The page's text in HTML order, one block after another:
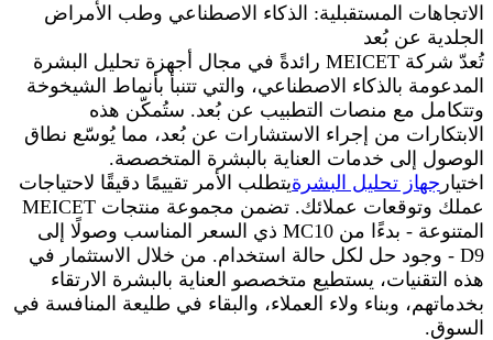
الاتجاهات المستقبلية: الذكاء الاصطناعي وطب الأمراض
الجلدية عن بُعد
تُعدّ شركة MEICET رائدةً في مجال أجهزة تحليل البشرة
المدعومة بالذكاء الاصطناعي، والتي تتنبأ بأنماط الشيخوخة
وتتكامل مع منصات التطبيب عن بُعد. ستُمكّن هذه
الابتكارات من إجراء الاستشارات عن بُعد، مما يُوسّع نطاق
الوصول إلى خدمات العناية بالبشرة المتخصصة.
اختيار جهاز تحليل البشرةيتطلب الأمر تقييمًا دقيقًا لاحتياجات
عملك وتوقعات عملائك. تضمن مجموعة منتجات MEICET
المتنوعة - بدءًا من MC10 ذي السعر المناسب وصولًا إلى
D9 - وجود حل لكل حالة استخدام. من خلال الاستثمار في
هذه التقنيات، يستطيع متخصصو العناية بالبشرة الارتقاء
بخدماتهم، وبناء ولاء العملاء، والبقاء في طليعة المنافسة في
السوق.